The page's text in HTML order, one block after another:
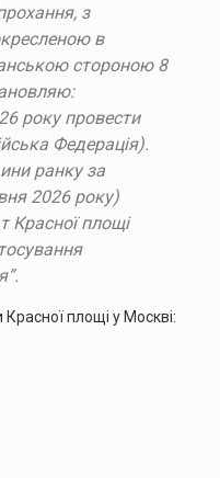
з
в
стороною 8
року провести
Федерація).
ранку за
2026 року)
Красної площі
Красної площі у Москві: